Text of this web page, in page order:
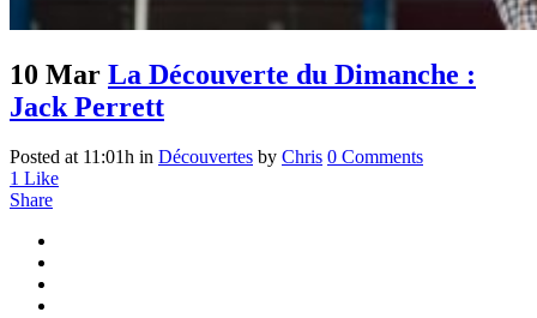
10 Mar La Découverte du Dimanche :
Jack Perrett
Posted at 11:01h in Découvertes by Chris 0 Comments
1 Like
Share